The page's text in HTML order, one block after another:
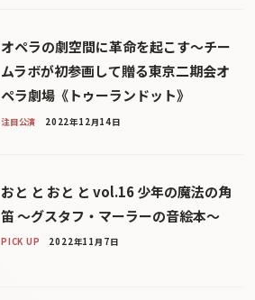
オペラの劇空間に革命を起こす〜チー
ムラボが初参画して贈る東京二期会オ
ペラ劇場《トゥーランドット》
注目公演 2022年12月14日
おと と おと と vol.16 少年の魔法の角
笛 ～グスタフ・マーラーの音絵本〜
PICK UP 2022年11月7日